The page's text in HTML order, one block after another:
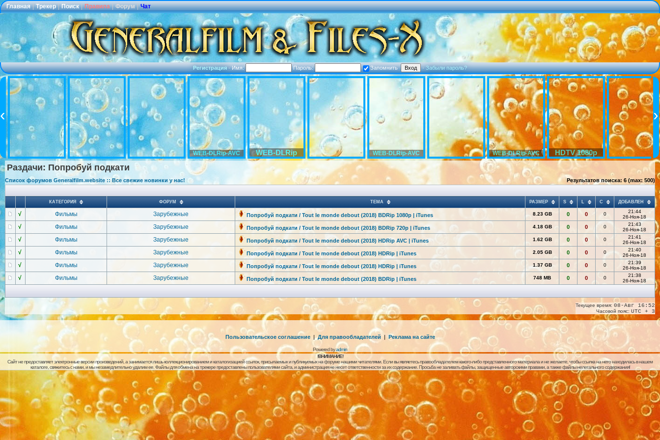
Главная | Трекер | Поиск | Правила | Форум | Чат
Регистрация·Имя: Пароль: Запомнить ·Забыли пароль?
WEB-DLRip-AVC WEB-DLRip WEB-DLRip-AVC WEB-DLRip-AVC HDTV 1080p
Раздачи: Попробуй подкати
Список форумов Generalfilm.website :: Все свежие новинки у нас! Результатов поиска: 6 (max: 500)
КАТЕГОРИЯ ФОРУМ ТЕМА РАЗМЕР S C ДОБАВЛЕН
√ Фильмы Зарубежные Попробуй подкати / Tout le monde debout (2018) BDRip 1080p | iTunes 8.23 GB 0 0 0
21:44
26-Ноя-18
√ Фильмы Зарубежные Попробуй подкати / Tout le monde debout (2018) BDRip 720p | iTunes 4.18 GB 0 0 0
21:43
26-Ноя-18
√ Фильмы Зарубежные Попробуй подкати / Tout le monde debout (2018) HDRip AVC | iTunes 1.62 GB 0 0 0
21:41
26-Ноя-18
√ Фильмы Зарубежные Попробуй подкати / Tout le monde debout (2018) HDRip | iTunes 2.05 GB 0 0 0
21:40
26-Ноя-18
√ Фильмы Зарубежные Попробуй подкати / Tout le monde debout (2018) HDRip | iTunes 1.37 GB 0 0 0
21:39
26-Ноя-18
√ Фильмы Зарубежные Попробуй подкати / Tout le monde debout (2018) BDRip | iTunes 748 MB 0 0 0
21:38
26-Ноя-18
Текущее время: 08-Авг 16:52
Часовой пояс: UTC + 3
Пользовательское соглашение | Для правообладателей | Реклама на сайте
Powered byadmin
!ВНИМАНИЕ!
Сайт не предоставляет электронные версии произведений, а занимается лишь коллекционированием и каталогизацией ссылок, присылаемых и публикуемых на форуме нашими читателями. Если вы являетесь правообладателем какого-либо представленного материала и не желаете, чтобы ссылка на него находилась в нашем
каталоге, свяжитесь с нами, и мы незамедлительно удалим ее. Файлы для обмена на трекере предоставлены пользователями сайта, и администрация не несет ответственности за их содержание. Просьба не заливать файлы, защищенные авторскими правами, а также файлы нелегального содержания!